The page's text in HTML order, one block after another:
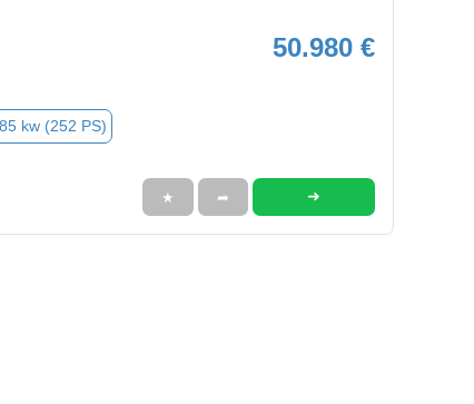
50.980 €
kw (252 PS)
★ ➦ ➜